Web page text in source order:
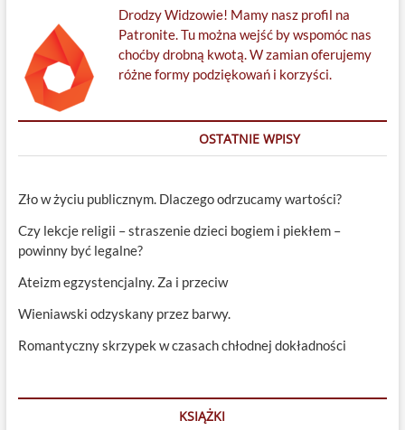
Drodzy Widzowie! Mamy nasz profil na
Patronite. Tu można wejść by wspomóc nas
choćby drobną kwotą. W zamian oferujemy
różne formy podziękowań i korzyści.
OSTATNIE WPISY
Zło w życiu publicznym. Dlaczego odrzucamy wartości?
Czy lekcje religii – straszenie dzieci bogiem i piekłem –
powinny być legalne?
Ateizm egzystencjalny. Za i przeciw
Wieniawski odzyskany przez barwy.
Romantyczny skrzypek w czasach chłodnej dokładności
KSIĄŻKI